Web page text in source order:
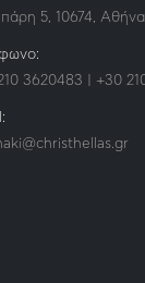
5, 10674, Αθήνα
3620483 | +30